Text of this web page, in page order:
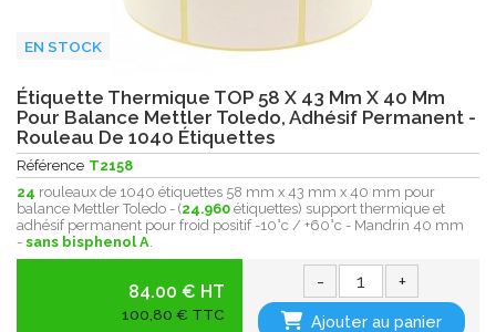
EN STOCK
Étiquette Thermique TOP 58 X 43 Mm X 40 Mm
Pour Balance Mettler Toledo, Adhésif Permanent -
Rouleau De 1040 Étiquettes
Référence T2158
24 rouleaux de 1040 étiquettes 58 mm x 43 mm x 40 mm pour
balance Mettler Toledo - (24.960 étiquettes) support thermique et
adhésif permanent pour froid positif -10°c / +60°c - Mandrin 40 mm
- sans bisphenol A
84.00 € HT
100,80 € TTC
- +
Ajouter au panier